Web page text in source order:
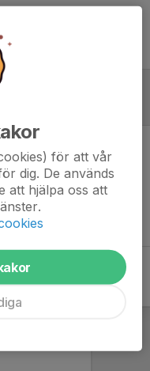
ifylld
för att vår
dig. De används
att hjälpa oss att